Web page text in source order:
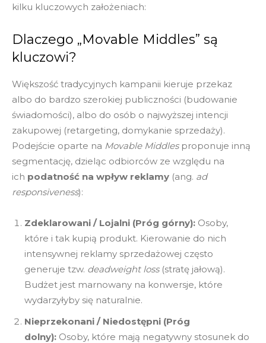
kilku kluczowych założeniach:
Dlaczego „Movable Middles” są
kluczowi?
Większość tradycyjnych kampanii kieruje przekaz
albo do bardzo szerokiej publiczności (budowanie
świadomości), albo do osób o najwyższej intencji
zakupowej (retargeting, domykanie sprzedaży).
Podejście oparte na Movable Middlesproponuje inną
segmentację, dzieląc odbiorców ze względu na
ich podatność na wpływ reklamy (ang. ad
responsiveness):
Zdeklarowani / Lojalni (Próg górny): Osoby,
które i tak kupią produkt. Kierowanie do nich
intensywnej reklamy sprzedażowej często
generuje tzw. deadweight loss(stratę jałową).
Budżet jest marnowany na konwersje, które
wydarzyłyby się naturalnie.
Nieprzekonani / Niedostępni (Próg
dolny): Osoby, które mają negatywny stosunek do